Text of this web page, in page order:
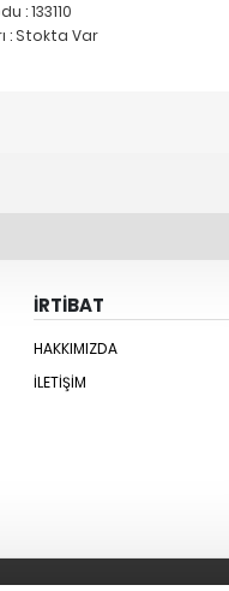
: 133110
: Stokta Var
İRTİBAT
HAKKIMIZDA
İLETIŞIM